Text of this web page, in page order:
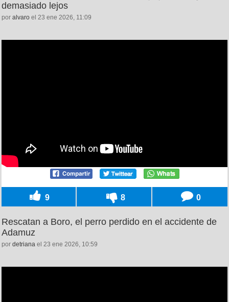
demasiado lejos
por alvaro el 23 ene 2026, 11:09
9 8 0
Rescatan a Boro, el perro perdido en el accidente de
Adamuz
por detriana el 23 ene 2026, 10:59